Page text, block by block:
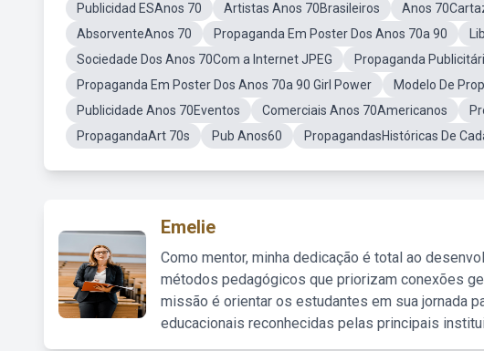
Publicidad ESAnos 70
Artistas Anos 70Brasileiros Anos
AbsorventeAnos 70
Propaganda Em Poster Dos Anos 70a 90
Sociedade Dos Anos 70Com a Internet JPEG
Propaganda
Propaganda Em Poster Dos Anos 70a 90 Girl Power
Modelo De
Publicidade Anos 70Eventos
Comerciais Anos 70Americanos
PropagandaArt 70s
Pub Anos60 PropagandasHistóricas De
Emelie
Como mentor, minha dedicação é total ao
métodos pedagógicos que priorizam conexões
missão é orientar os estudantes em sua jornada
educacionais reconhecidas pelas principais